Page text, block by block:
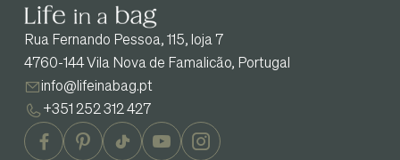
Rua Fernando Pessoa, 115, loja 7
4760-144 Vila Nova de Famalicão, Portugal
info@lifeinabag.pt
+351 252 312 427